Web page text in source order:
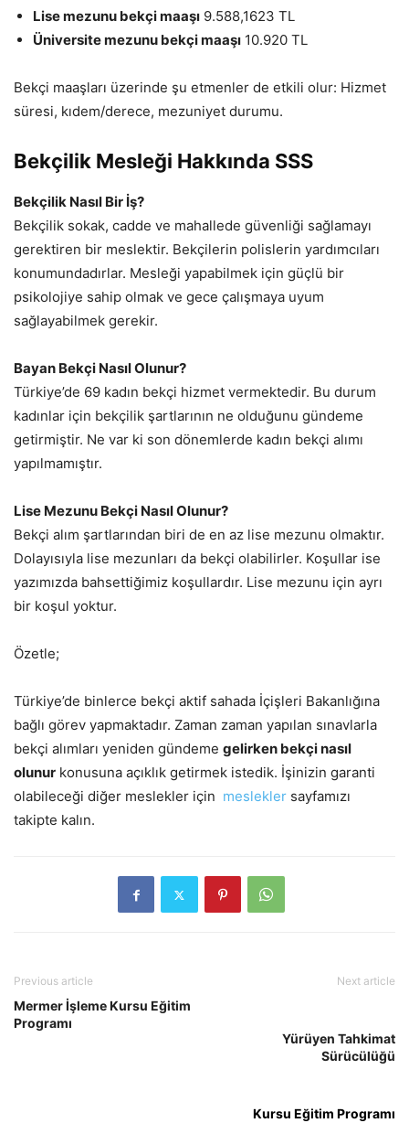
Lise mezunu bekçi maaşı 9.588,1623 TL
Üniversite mezunu bekçi maaşı 10.920 TL
Bekçi maaşları üzerinde şu etmenler de etkili olur: Hizmet
süresi, kıdem/derece, mezuniyet durumu.
Bekçilik Mesleği Hakkında SSS
Bekçilik Nasıl Bir İş?
Bekçilik sokak, cadde ve mahallede güvenliği sağlamayı
gerektiren bir meslektir. Bekçilerin polislerin yardımcıları
konumundadırlar. Mesleği yapabilmek için güçlü bir
psikolojiye sahip olmak ve gece çalışmaya uyum
sağlayabilmek gerekir.
Bayan Bekçi Nasıl Olunur?
Türkiye’de 69 kadın bekçi hizmet vermektedir. Bu durum
kadınlar için bekçilik şartlarının ne olduğunu gündeme
getirmiştir. Ne var ki son dönemlerde kadın bekçi alımı
yapılmamıştır.
Lise Mezunu Bekçi Nasıl Olunur?
Bekçi alım şartlarından biri de en az lise mezunu olmaktır.
Dolayısıyla lise mezunları da bekçi olabilirler. Koşullar ise
yazımızda bahsettiğimiz koşullardır. Lise mezunu için ayrı
bir koşul yoktur.
Özetle;
Türkiye’de binlerce bekçi aktif sahada İçişleri Bakanlığına
bağlı görev yapmaktadır. Zaman zaman yapılan sınavlarla
bekçi alımları yeniden gündeme gelirken bekçi nasıl
olunur konusuna açıklık getirmek istedik. İşinizin garanti
olabileceği diğer meslekler için meslekler sayfamızı
takipte kalın.
Previous article
Mermer İşleme Kursu Eğitim
Programı
Next article
Yürüyen Tahkimat
Sürücülüğü
Kursu Eğitim Programı